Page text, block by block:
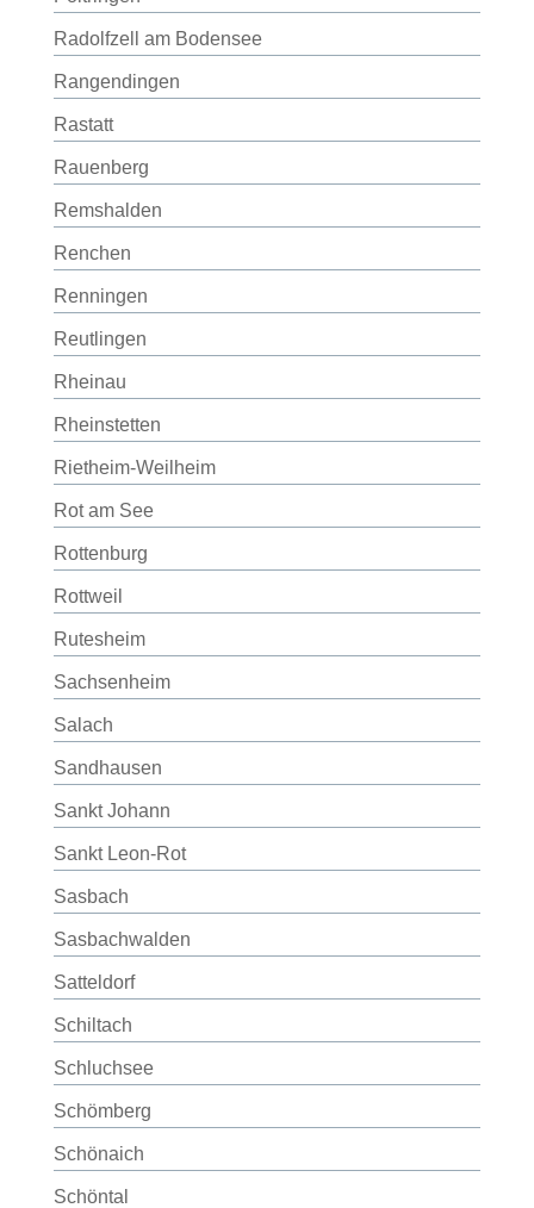
Radolfzell am Bodensee
Rangendingen
Rastatt
Rauenberg
Remshalden
Renchen
Renningen
Reutlingen
Rheinau
Rheinstetten
Rietheim-Weilheim
Rot am See
Rottenburg
Rottweil
Rutesheim
Sachsenheim
Salach
Sandhausen
Sankt Johann
Sankt Leon-Rot
Sasbach
Sasbachwalden
Satteldorf
Schiltach
Schluchsee
Schömberg
Schönaich
Schöntal